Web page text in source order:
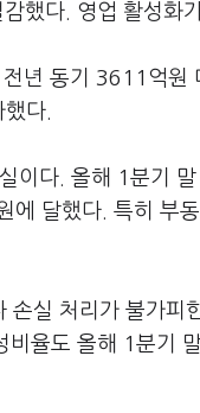
했다. 영업 활성화
년 동기 3611억원
다.
이다. 올해 1분기
에 달했다. 특히 부
손실 처리가 불가
비율도 올해 1분